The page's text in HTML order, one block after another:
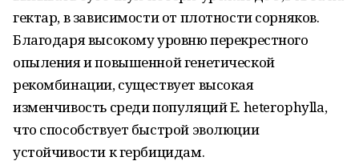
гектар, в зависимости от плотности сорняков.
Благодаря высокому уровню перекрестного
опыления и повышенной генетической
рекомбинации, существует высокая
изменчивость среди популяций E. heterophylla,
что способствует быстрой эволюции
устойчивости к гербицидам.